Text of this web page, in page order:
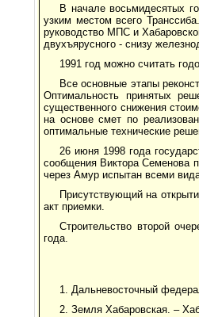
В начале восьмидесятых
узким местом всего
руководство МПС и
двухъярусного - снизу
1991 год можно считать
Все основные этапы
Оптимальность принятых
существенного снижения
на основе смет по
оптимальные технические
26 июня 1998 года
сообщения Виктора Семенова
через Амур испытан всеми
Присутствующий на
акт приемки.
Строительство второй
года.
1. Дальневосточный
2. Земля Хабаровская. –